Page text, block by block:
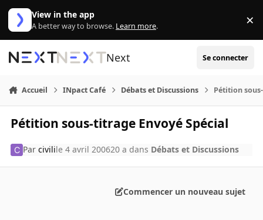
Aller au contenu
View in the app
A better way to browse. Learn more. ×
Next Se connecter
Accueil INpact Café Débats et Discussions Pétition
Pétition sous-titrage Envoyé Spécial
Parcivilile 4 avril 200620 a dans Débats et Discussions
Commencer un nouveau sujet